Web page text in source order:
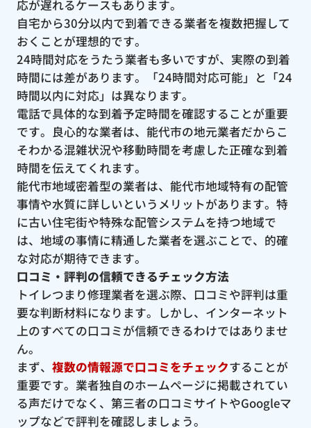
応が遅れるケースもあります。
自宅から30分以内で到着できる業者を複数把握して
おくことが理想的です。
24時間対応をうたう業者も多いですが、実際の到着
時間には差があります。「24時間対応可能」と「24
時間以内に対応」は異なります。
電話で具体的な到着予定時間を確認することが重要
です。良心的な業者は、能代市の地元業者だからこ
そわかる混雑状況や移動時間を考慮した正確な到着
時間を伝えてくれます。
能代市地域密着型の業者は、能代市地域特有の配管
事情や水質に詳しいというメリットがあります。特
に古い住宅街や特殊な配管システムを持つ地域で
は、地域の事情に精通した業者を選ぶことで、的確
な対応が期待できます。
口コミ・評判の信頼できるチェック方法
トイレつまり修理業者を選ぶ際、口コミや評判は重
要な判断材料になります。しかし、インターネット
上のすべての口コミが信頼できるわけではありませ
ん。
まず、 複数の情報源で口コミをチェックすることが
重要です。業者独自のホームページに掲載されてい
る声だけでなく、第三者の口コミサイトやGoogleマ
ップなどで評判を確認しましょう。